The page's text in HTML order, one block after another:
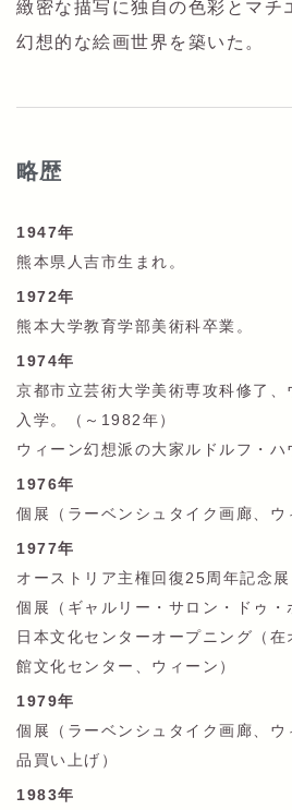
緻密な描写に独自の色彩とマチ
幻想的な絵画世界を築いた。
略歴
1947年
熊本県人吉市生まれ。
1972年
熊本大学教育学部美術科卒業。
1974年
京都市立芸術大学美術専攻科修了
入学。（～1982年）
ウィーン幻想派の大家ルドルフ・ハ
1976年
個展（ラーベンシュタイク画廊、ウ
1977年
オーストリア主権回復25周年記念展
個展（ギャルリー・サロン・ドゥ・
日本文化センターオープニング（
館文化センター、ウィーン）
1979年
個展（ラーベンシュタイク画廊、
品買い上げ）
1983年